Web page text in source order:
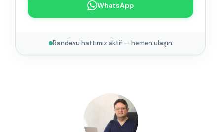
WhatsApp
Randevu hattımız aktif — hemen ulaşın